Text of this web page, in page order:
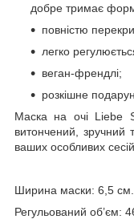
добре тримає
повністю
легко
веган-френдлі;
розкішне
Маска на очі Liebe
витончений,
ваших особливих
Ширина маски: 6,5 см.
Регульований об’єм: